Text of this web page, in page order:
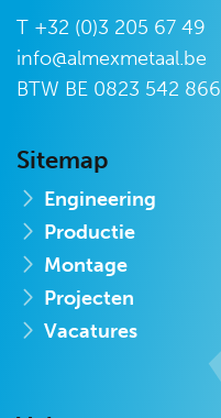
T +32 (0)3 205 67 49
info@almexmetaal.be
BTW BE 0823 542 866
Sitemap
Engineering
Productie
Montage
Projecten
Vacatures